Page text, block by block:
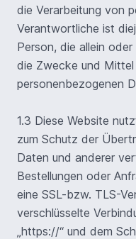
die Verarbeitung von
Verantwortliche ist
Person, die allein
die Zwecke und
personenbezogenen
1.3 Diese Website
zum Schutz der
Daten und anderer
Bestellungen oder
eine SSL-bzw. TLS-
verschlüsselte
„https://“ und dem